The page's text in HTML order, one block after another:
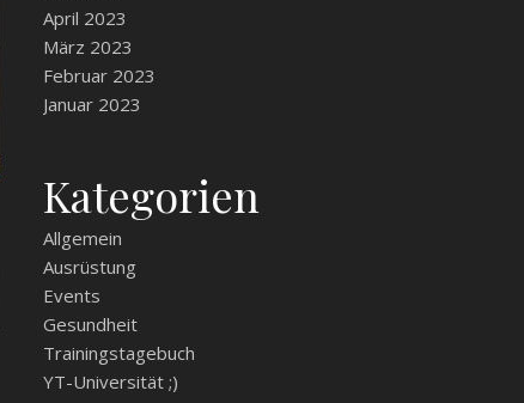
April 2023
März 2023
Februar 2023
Januar 2023
Kategorien
Allgemein
Ausrüstung
Events
Gesundheit
Trainingstagebuch
YT-Universität ;)